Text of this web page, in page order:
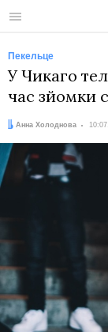
Меню
Пекельце
У Чикаго
час зйомки
Автор:
Анна Холоднова
Дата: